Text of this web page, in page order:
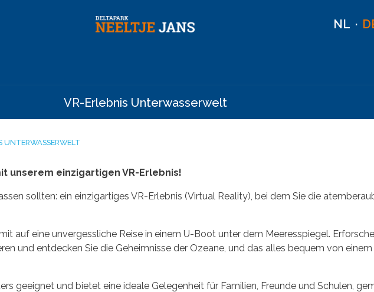
NL
VR-Erlebnis Unterwasserwelt
UNTERWASSERWELT
unserem einzigartigen VR-Erlebnis!
sollten: ein einzigartiges VR-Erlebnis (Virtual Reality), bei dem Sie die
auf eine unvergessliche Reise in einem U-Boot unter dem Meeresspiegel.
und entdecken Sie die Geheimnisse der Ozeane, und das alles bequem von
geeignet und bietet eine ideale Gelegenheit für Familien, Freunde und Schulen,